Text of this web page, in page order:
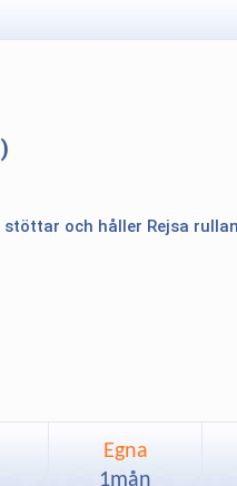
och håller Rejsa
Egna
1mån